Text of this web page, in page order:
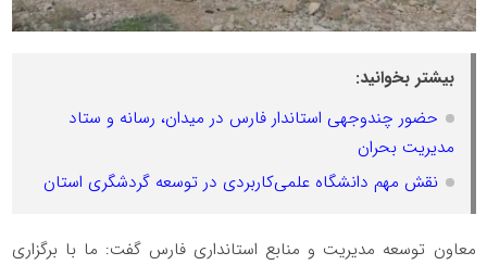
بیشتر بخوانید:
حضور چندوجهی استاندار فارس در میدان، رسانه و ستاد
مدیریت بحران
نقش مهم دانشگاه علمی‌کاربردی در توسعه گردشگری استان
معاون توسعه مدیریت و منابع استانداری فارس گفت: ما با برگزاری